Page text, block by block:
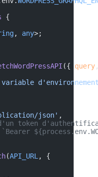
{
, any>;
({ query
d'environnement
json' ,
token
(API_URL , {